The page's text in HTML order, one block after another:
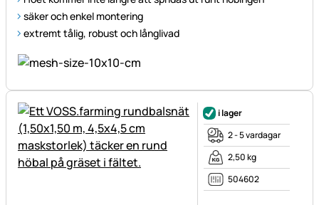
säker och enkel montering
extremt tålig, robust och långlivad
i lager
2 - 5 vardagar
2,50 kg
504602